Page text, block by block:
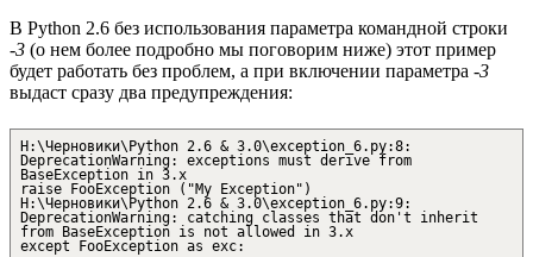
В Python 2.6 без использования параметра командной строки
-3 (о нем более подробно мы поговорим ниже) этот пример
будет работать без проблем, а при включении параметра -3
выдаст сразу два предупреждения:
H:\Черновики\Python 2.6 & 3.0\exception_6.py:8:
DeprecationWarning: exceptions must derive from
BaseException in 3.x
raise FooException ("My Exception")
H:\Черновики\Python 2.6 & 3.0\exception_6.py:9:
DeprecationWarning: catching classes that don't inherit
from BaseException is not allowed in 3.x
except FooException as exc: